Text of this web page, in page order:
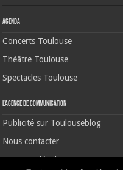
Agenda
Concerts Toulouse
Théâtre Toulouse
Spectacles Toulouse
L’agence de communication
Publicité sur Toulouseblog
Nous contacter
Mentions légales